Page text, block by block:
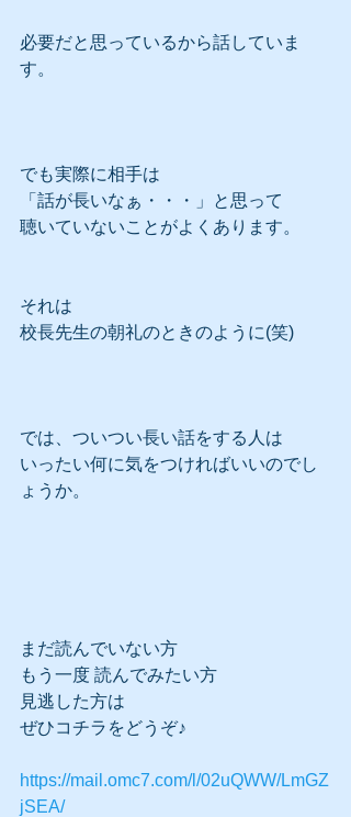
必要だと思っているから話していま
す。
でも実際に相手は
「話が長いなぁ・・・」と思って
聴いていないことがよくあります。
それは
校長先生の朝礼のときのように(笑)
では、ついつい長い話をする人は
いったい何に気をつければいいのでし
ょうか。
まだ読んでいない方
もう一度 読んでみたい方
見逃した方は
ぜひコチラをどうぞ♪
https://mail.omc7.com/l/02uQWW/LmGZ
jSEA/